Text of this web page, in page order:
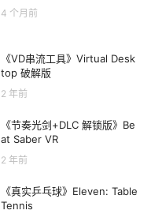
4 个月前
《VD串流工具》Virtual Desk
top 破解版
2 年前
《节奏光剑+DLC 解锁版》Be
at Saber VR
2 年前
《真实乒乓球》Eleven: Table
Tennis